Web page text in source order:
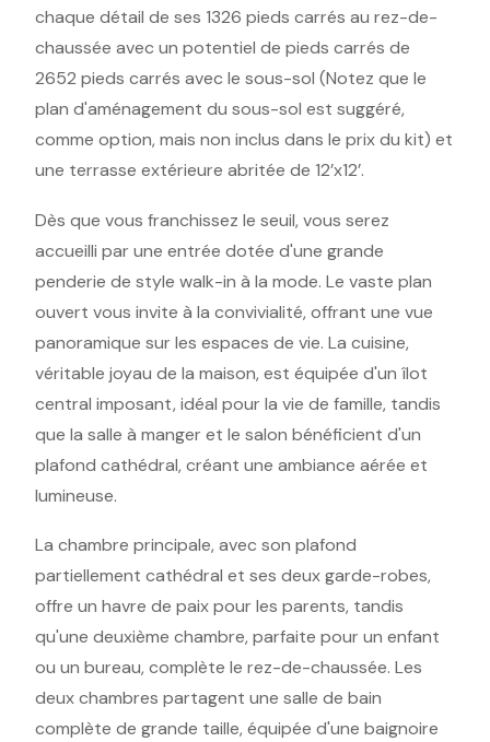
chaque détail de ses 1326 pieds carrés au rez-de-
chaussée avec un potentiel de pieds carrés de
2652 pieds carrés avec le sous-sol (Notez que le
plan d'aménagement du sous-sol est suggéré,
comme option, mais non inclus dans le prix du kit) et
une terrasse extérieure abritée de 12’x12’.
Dès que vous franchissez le seuil, vous serez
accueilli par une entrée dotée d'une grande
penderie de style walk-in à la mode. Le vaste plan
ouvert vous invite à la convivialité, offrant une vue
panoramique sur les espaces de vie. La cuisine,
véritable joyau de la maison, est équipée d'un îlot
central imposant, idéal pour la vie de famille, tandis
que la salle à manger et le salon bénéficient d'un
plafond cathédral, créant une ambiance aérée et
lumineuse.
La chambre principale, avec son plafond
partiellement cathédral et ses deux garde-robes,
offre un havre de paix pour les parents, tandis
qu'une deuxième chambre, parfaite pour un enfant
ou un bureau, complète le rez-de-chaussée. Les
deux chambres partagent une salle de bain
complète de grande taille, équipée d'une baignoire